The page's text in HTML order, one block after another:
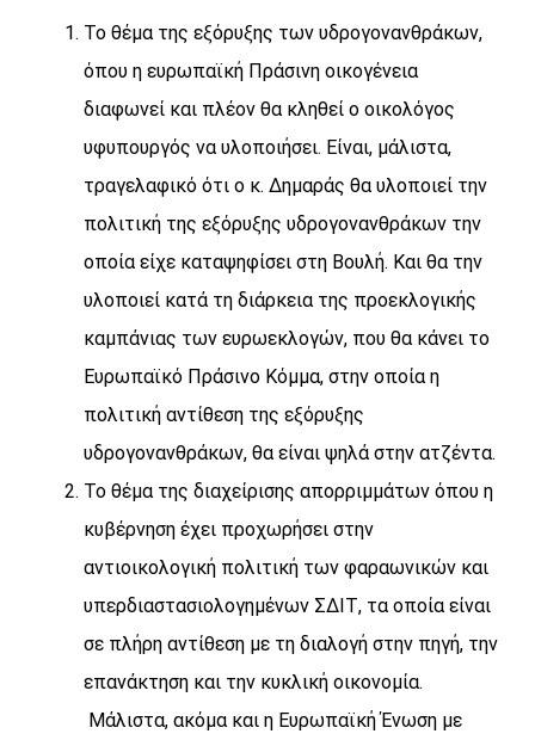
Το θέμα της εξόρυξης των υδρογονανθράκων,
όπου η ευρωπαϊκή Πράσινη οικογένεια
διαφωνεί και πλέον θα κληθεί ο οικολόγος
υφυπουργός να υλοποιήσει. Είναι, μάλιστα,
τραγελαφικό ότι ο κ. Δημαράς θα υλοποιεί την
πολιτική της εξόρυξης υδρογονανθράκων την
οποία είχε καταψηφίσει στη Βουλή. Και θα την
υλοποιεί κατά τη διάρκεια της προεκλογικής
καμπάνιας των ευρωεκλογών, που θα κάνει το
Ευρωπαϊκό Πράσινο Κόμμα, στην οποία η
πολιτική αντίθεση της εξόρυξης
υδρογονανθράκων, θα είναι ψηλά στην ατζέντα.
Το θέμα της διαχείρισης απορριμμάτων όπου η
κυβέρνηση έχει προχωρήσει στην
αντιοικολογική πολιτική των φαραωνικών και
υπερδιαστασιολογημένων ΣΔΙΤ, τα οποία είναι
σε πλήρη αντίθεση με τη διαλογή στην πηγή, την
επανάκτηση και την κυκλική οικονομία.
Μάλιστα, ακόμα και η Ευρωπαϊκή Ένωση με